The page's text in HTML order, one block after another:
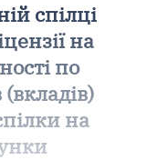
спілці
на
по
на